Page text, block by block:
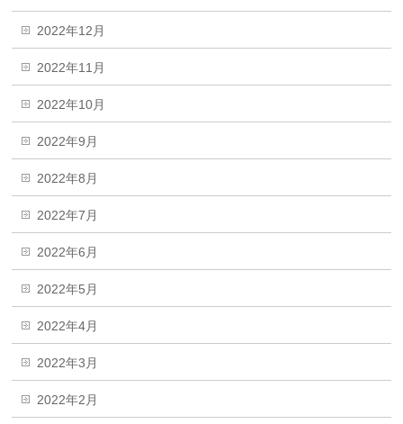
2022年12月
2022年11月
2022年10月
2022年9月
2022年8月
2022年7月
2022年6月
2022年5月
2022年4月
2022年3月
2022年2月